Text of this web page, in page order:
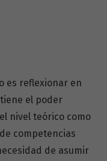
es reflexionar en
el poder
nivel teórico como
competencias
de asumir